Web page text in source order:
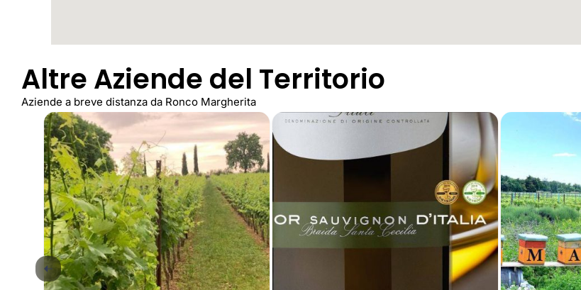
Altre Aziende del Territorio
Aziende a breve distanza da Ronco Margherita